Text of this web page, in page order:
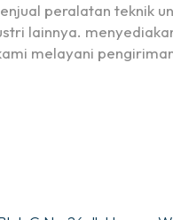
peralatan teknik
lainnya.
melayani